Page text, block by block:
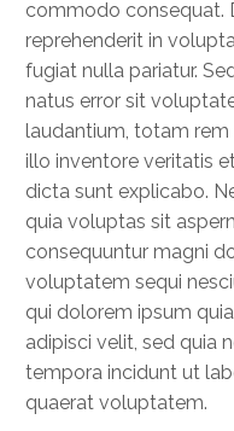
commodo consequat.
reprehenderit in
fugiat nulla pariatur.
natus error sit
laudantium, totam rem
illo inventore veritatis
dicta sunt explicabo.
quia voluptas sit
consequuntur magni
voluptatem sequi
qui dolorem ipsum
adipisci velit, sed quia
tempora incidunt ut
quaerat voluptatem.